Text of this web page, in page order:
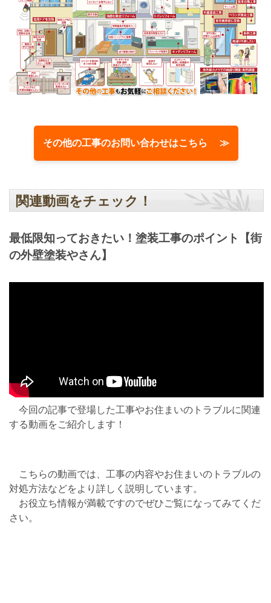
その他の工事のお問い合わせはこちら ≫
関連動画をチェック！
最低限知っておきたい！塗装工事のポイント【街
の外壁塗装やさん】
今回の記事で登場した工事やお住まいのトラブルに関連
する動画をご紹介します！
こちらの動画では、工事の内容やお住まいのトラブルの
対処方法などをより詳しく説明しています。
お役立ち情報が満載ですのでぜひご覧になってみてくだ
さい。